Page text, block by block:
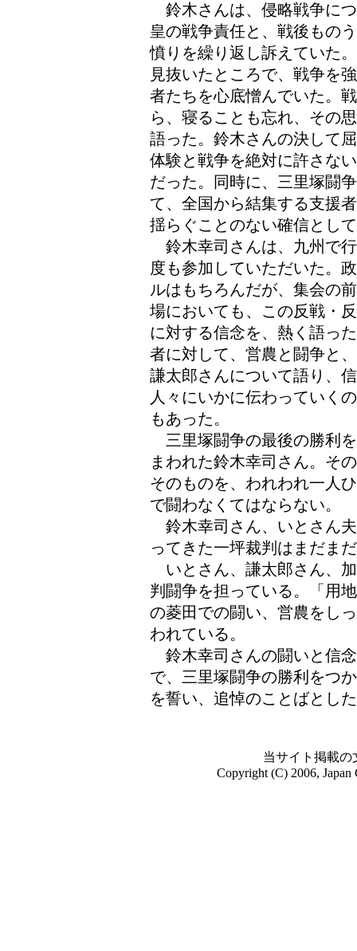
鈴木さんは、侵略戦争に
皇の戦争責任と、戦後もの
憤りを繰り返し訴えていた
見抜いたところで、戦争を
者たちを心底憎んでいた。
ら、寝ることも忘れ、その
語った。鈴木さんの決して
体験と戦争を絶対に許さな
だった。同時に、三里塚闘
て、全国から結集する支援
揺らぐことのない確信とし
鈴木幸司さんは、九州で
度も参加していただいた。
ルはもちろんだが、集会の
場においても、この反戦・
に対する信念を、熱く語っ
者に対して、営農と闘争と
謙太郎さんについて語り、
人々にいかに伝わっていく
もあった。
三里塚闘争の最後の勝利
まわれた鈴木幸司さん。そ
そのものを、われわれ一人
で闘わなくてはならない。
鈴木幸司さん、いとさん
ってきた一坪裁判はまだま
いとさん、謙太郎さん、
判闘争を担っている。「用
の菱田での闘い、営農をし
われている。
鈴木幸司さんの闘いと信
で、三里塚闘争の勝利をつ
を誓い、追悼のことばとし
当サイト掲載の
Copyright (C) 2006, Japan